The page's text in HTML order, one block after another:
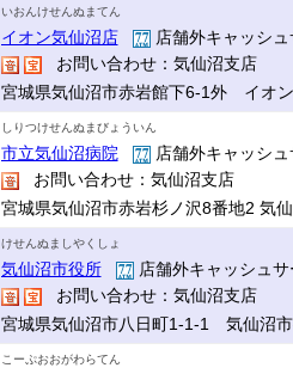
いおんけせんぬまてん
イオン気仙沼店
店舗外キャッシ
お問い合わせ：気仙沼支店
宮城県気仙沼市赤岩館下6-1外 イオ
しりつけせんぬまびょういん
市立気仙沼病院
店舗外キャッシ
お問い合わせ：気仙沼支店
宮城県気仙沼市赤岩杉ノ沢8番地2 気
けせんぬましやくしょ
気仙沼市役所
店舗外キャッシュ
お問い合わせ：気仙沼支店
宮城県気仙沼市八日町1-1-1 気仙沼
こーぷおおがわらてん